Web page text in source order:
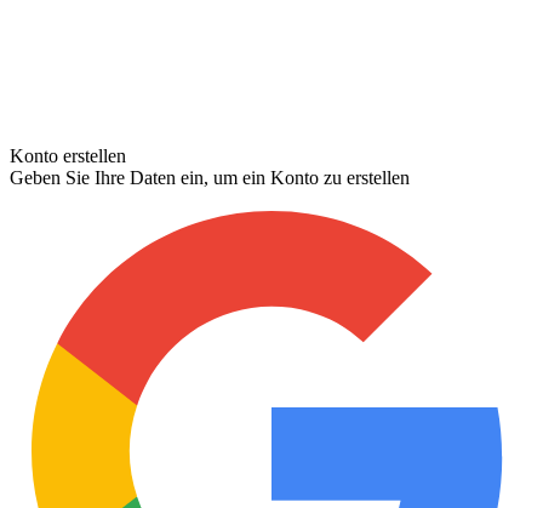
Konto erstellen
Geben Sie Ihre Daten ein, um ein Konto zu erstellen